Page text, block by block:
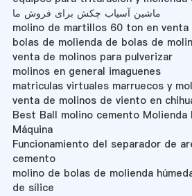
ماشین آسیاب چکش برای فروش ما
molino de martillos 60 ton en venta
bolas de molienda de bolas de
venta de molinos para pulverizar
molinos en general imaguenes
matriculas virtuales marruecos y
venta de molinos de viento en
Best Ball molino cemento Molienda
Máquina
Funcionamiento del separador de
cemento
molino de bolas de molienda
de sílice